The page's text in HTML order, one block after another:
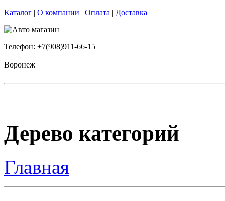
Каталог | О компании | Оплата | Доставка
Телефон: +7(908)911-66-15
Воронеж
Дерево категорий
Главная